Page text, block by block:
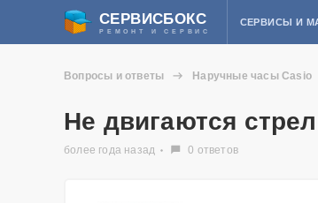
СЕРВИСБОКС
РЕМОНТ И СЕРВИС
СЕРВИСЫ И
Вопросы и ответы Наручные часы Casio
Не двигаются
более года назад 0 ответов